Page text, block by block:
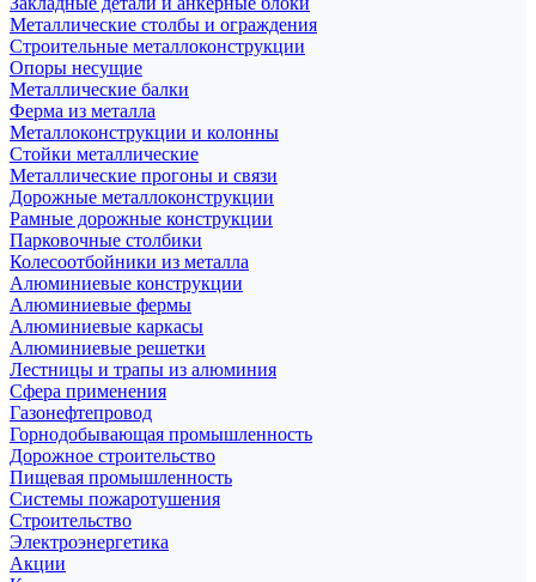
Металлические столбы и ограждения
Строительные металлоконструкции
Опоры несущие
Металлические балки
Ферма из металла
Металлоконструкции и колонны
Стойки металлические
Металлические прогоны и связи
Дорожные металлоконструкции
Рамные дорожные конструкции
Парковочные столбики
Колесоотбойники из металла
Алюминиевые конструкции
Алюминиевые фермы
Алюминиевые каркасы
Алюминиевые решетки
Лестницы и трапы из алюминия
Сфера применения
Газонефтепровод
Горнодобывающая промышленность
Дорожное строительство
Пищевая промышленность
Системы пожаротушения
Строительство
Электроэнергетика
Акции